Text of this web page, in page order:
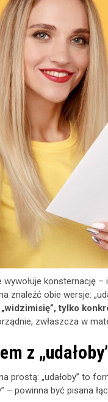
wywołuje konsternację
obie wersje:
tylko
zwłaszcza w
z
prostą: „udałoby” to
– powinna być pisana